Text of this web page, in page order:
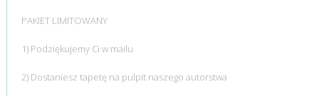
PAKIET LIMITOWANY
1) Podziękujemy Ci w mailu
2) Dostaniesz tapetę na pulpit naszego autorstwa